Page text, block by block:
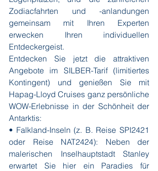
Zodiacfahrten und -anlandungen
gemeinsam mit Ihren Experten
erwecken Ihren individuellen
Entdeckergeist.
Entdecken Sie jetzt die attraktiven
Angebote im SILBER-Tarif (limitiertes
Kontingent) und genießen Sie mit
Hapag-Lloyd Cruises ganz persönliche
WOW-Erlebnisse in der Schönheit der
Antarktis:
• Falkland-Inseln (z. B. Reise SPI2421
oder Reise NAT2424): Neben der
malerischen Inselhauptstadt Stanley
erwartet Sie hier ein Paradies für